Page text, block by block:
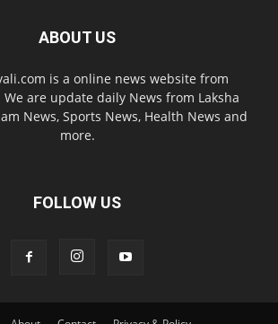
ABOUT US
is a online news website from
We are update daily News from Laksha
News, Sports News, Health News and
more.
FOLLOW US